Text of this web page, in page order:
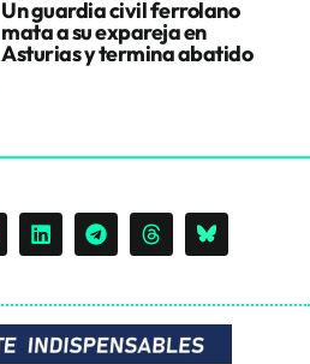
Un guardia civil ferrolano
mata a su expareja en
Asturias y termina abatido